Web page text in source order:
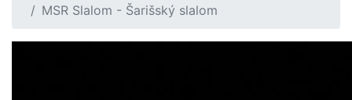
MSR Slalom - Šarišský slalom